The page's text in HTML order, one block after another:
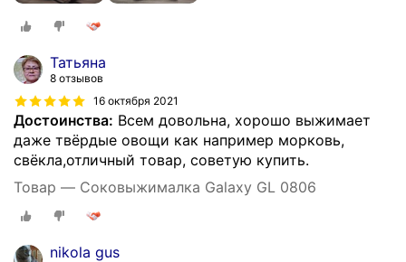
Татьяна
8 отзывов
16 октября 2021
Достоинства: Всем довольна, хорошо выжимает
даже твёрдые овощи как например морковь,
свёкла,отличный товар, советую купить.
Товар — Соковыжималка Galaxy GL 0806
nikola gus